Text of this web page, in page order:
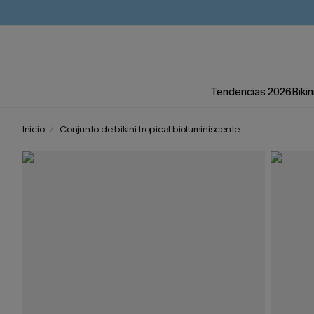
Tendencias 2026
Inicio Conjunto de bikini tropical bioluminiscente